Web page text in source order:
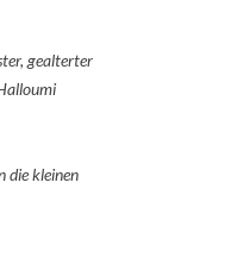
gealterter
die kleinen